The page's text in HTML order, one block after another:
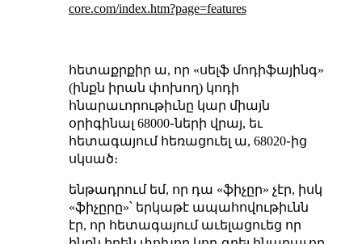
core.com/index.htm?page=features
հետաքրքիր ա, որ «սելֆ մոդիֆայինգ»
(ինքն իրան փոխող) կոդի
հնարաւորութիւնը կար միայն
օրիգինալ 68000֊ների վրայ, եւ
հետագայում հեռացուել ա, 68020֊ից
սկսած։
ենթադրում եմ, որ դա «ֆիչըր» չէր, իսկ
«ֆիչըրը»՝ երկաթէ ապահովութիւնն
էր, որ հետագայում աւելացուեց որ